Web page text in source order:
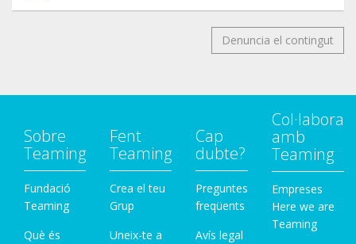
Denuncia el contingut
Sobre
Teaming
Fundació
Teaming
Què és
Fent
Teaming
Crea el teu
Grup
Uneix-te a
Cap
dubte?
Preguntes
freqüents
Avís legal
Col·labora
amb
Teaming
Empreses
Here we are
Teaming